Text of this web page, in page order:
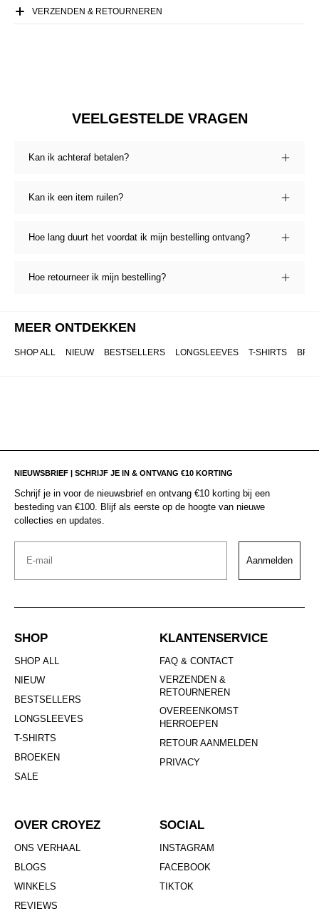
VERZENDEN & RETOURNEREN
VEELGESTELDE VRAGEN
Kan ik achteraf betalen?
Kan ik een item ruilen?
Hoe lang duurt het voordat ik mijn bestelling ontvang?
Hoe retourneer ik mijn bestelling?
MEER ONTDEKKEN
SHOP ALL NIEUW BESTSELLERS LONGSLEEVES T-SHIRTS
NIEUWSBRIEF | SCHRIJF JE IN & ONTVANG €10 KORTING
Schrijf je in voor de nieuwsbrief en ontvang €10 korting bij een
besteding van €100. Blijf als eerste op de hoogte van nieuwe
collecties en updates.
Email
Aanmelden
SHOP
SHOP ALL
NIEUW
BESTSELLERS
LONGSLEEVES
T-SHIRTS
BROEKEN
SALE
KLANTENSERVICE
FAQ & CONTACT
VERZENDEN &
RETOURNEREN
OVEREENKOMST
HERROEPEN
RETOUR AANMELDEN
PRIVACY
OVER CROYEZ
ONS VERHAAL
BLOGS
WINKELS
REVIEWS
SOCIAL
INSTAGRAM
FACEBOOK
TIKTOK